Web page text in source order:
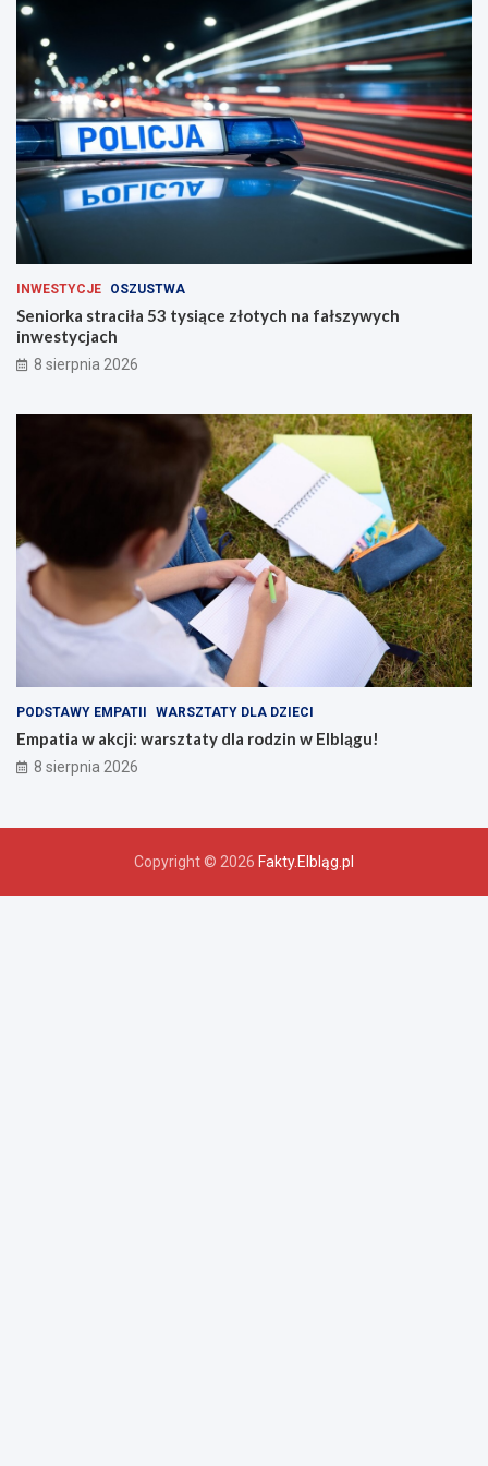
a
c
INWESTYCJE OSZUSTWA
Seniorka straciła 53 tysiące złotych na fałszywych
inwestycjach
8 sierpnia 2026
PODSTAWY EMPATII WARSZTATY DLA DZIECI
Empatia w akcji: warsztaty dla rodzin w Elblągu!
8 sierpnia 2026
Copyright © 2026 Fakty.Elbląg.pl